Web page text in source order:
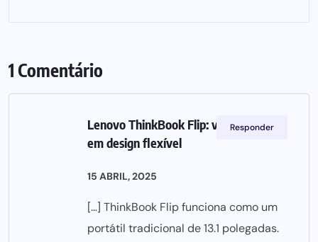
1 Comentário
Lenovo ThinkBook Flip: versatilidade
em design flexível
15 ABRIL, 2025
[…] ThinkBook Flip funciona como um
portátil tradicional de 13.1 polegadas.
Responder